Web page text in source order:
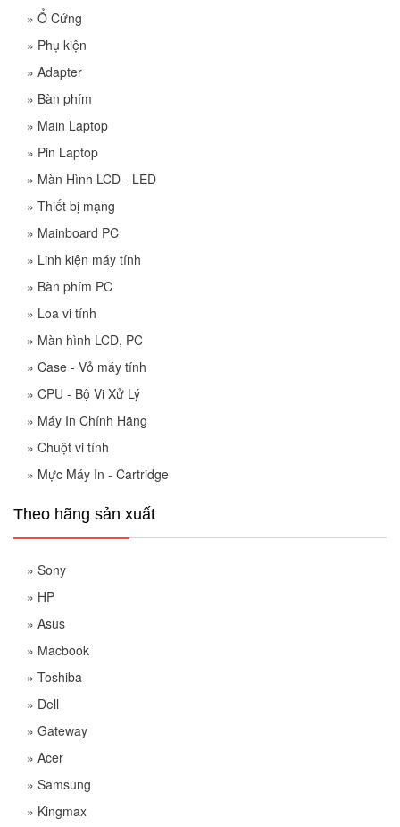
» Ổ Cứng
» Phụ kiện
» Adapter
» Bàn phím
» Main Laptop
» Pin Laptop
» Màn Hình LCD - LED
» Thiết bị mạng
» Mainboard PC
» Linh kiện máy tính
» Bàn phím PC
» Loa vi tính
» Màn hình LCD, PC
» Case - Vỏ máy tính
» CPU - Bộ Vi Xử Lý
» Máy In Chính Hãng
» Chuột vi tính
» Mực Máy In - Cartridge
Theo hãng sản xuất
» Sony
» HP
» Asus
» Macbook
» Toshiba
» Dell
» Gateway
» Acer
» Samsung
» Kingmax